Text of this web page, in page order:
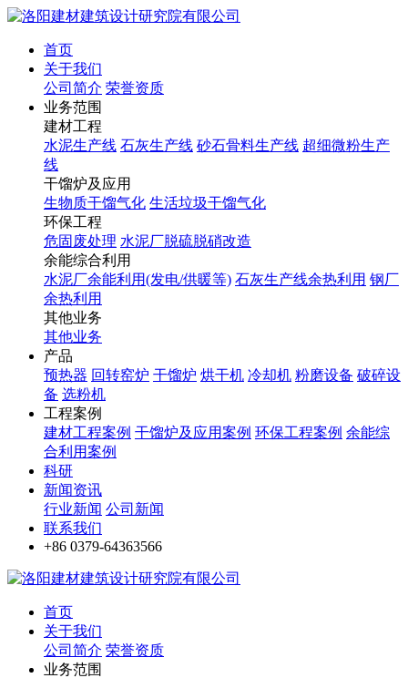
首页
关于我们
公司简介 荣誉资质
业务范围
建材工程
水泥生产线 石灰生产线 砂石骨料生产线 超细微粉生产
线
干馏炉及应用
生物质干馏气化 生活垃圾干馏气化
环保工程
危固废处理 水泥厂脱硫脱硝改造
余能综合利用
水泥厂余能利用(发电/供暖等) 石灰生产线余热利用 钢厂
余热利用
其他业务
其他业务
产品
预热器 回转窑炉 干馏炉 烘干机 冷却机 粉磨设备 破碎设
备 选粉机
工程案例
建材工程案例 干馏炉及应用案例 环保工程案例 余能综
合利用案例
科研
新闻资讯
行业新闻 公司新闻
联系我们
+86 0379-64363566
首页
关于我们
公司简介 荣誉资质
业务范围